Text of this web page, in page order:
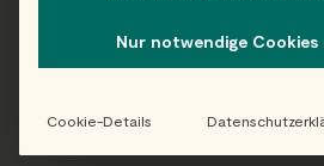
Folge uns auf
Nur notwendige
Cookie-Details